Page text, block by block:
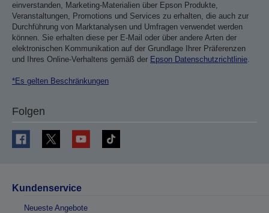
einverstanden, Marketing-Materialien über Epson Produkte,
Veranstaltungen, Promotions und Services zu erhalten, die auch zur
Durchführung von Marktanalysen und Umfragen verwendet werden
können. Sie erhalten diese per E-Mail oder über andere Arten der
elektronischen Kommunikation auf der Grundlage Ihrer Präferenzen
und Ihres Online-Verhaltens gemäß der Epson Datenschutzrichtlinie.
*Es gelten Beschränkungen
Folgen
Kundenservice
Neueste Angebote